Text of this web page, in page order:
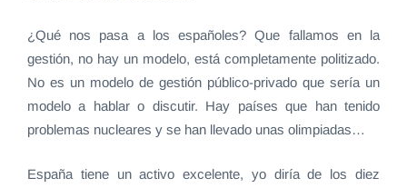
¿Qué nos pasa a los españoles? Que fallamos en la
gestión, no hay un modelo, está completamente politizado.
No es un modelo de gestión público-privado que sería un
modelo a hablar o discutir. Hay países que han tenido
problemas nucleares y se han llevado unas olimpiadas…
España tiene un activo excelente, yo diría de los diez